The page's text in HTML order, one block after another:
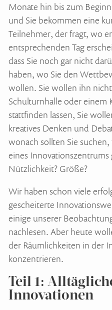
Monate hin bis zum
und Sie bekommen eine
Teilnehmer, der fragt, wo
entsprechenden Tag
dass Sie noch gar nicht
haben, wo Sie den
wollen. Sie wollen ihn
Schulturnhalle oder einem
stattfinden lassen, Sie
kreatives Denken und
wonach sollten Sie
eines Innovationszentrums
Nützlichkeit? Größe?
Wir haben schon viele
gescheiterte
einige unserer
nachlesen. Aber heute
der Räumlichkeiten in der
konzentrieren.
Teil 1:
Innovationen